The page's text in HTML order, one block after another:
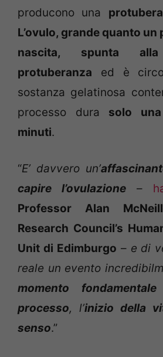
producono una
L’ovulo, grande quanto un
nascita, spunta
protuberanza ed è
sostanza gelatinosa
processo dura solo
minuti.
“E’ davvero un’
capire l’ovulazione –
Professor Alan
Research Council’s
Unit di Edimburgo – e di
reale un evento
momento
processo, l’inizio della
senso.”